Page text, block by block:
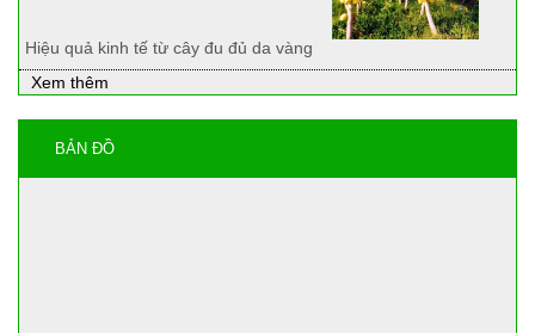
Hiệu quả kinh tế từ cây đu đủ da vàng
Xem thêm
BẢN ĐỒ